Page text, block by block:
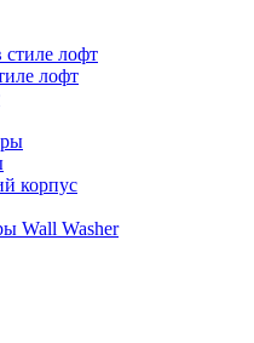
лофт
корпус
Wall Washer